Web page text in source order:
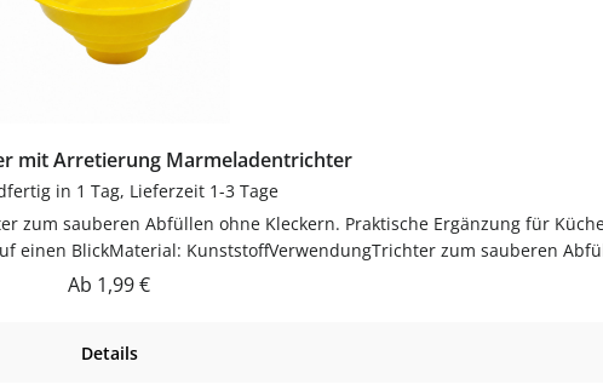
mit Arretierung Marmeladentrichter
in 1 Tag, Lieferzeit 1-3 Tage
einen BlickMaterial: KunststoffVerwendungTrichter zum sauberen
Gebrauch reinigenGut trocknen lassenJetzt bestellenBestelle
Regulärer Preis:
Ab 1,99 €
Details